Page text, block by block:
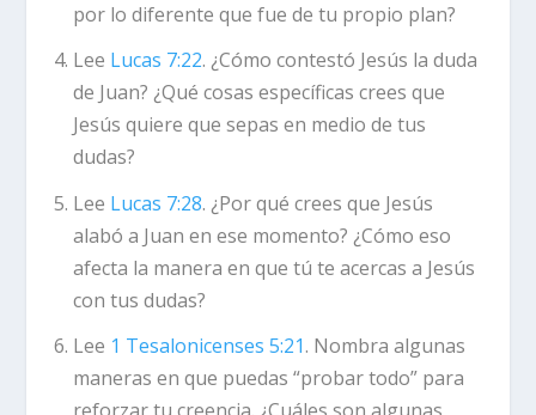
por lo diferente que fue de tu propio plan?
Lee Lucas 7:22. ¿Cómo contestó Jesús la duda
de Juan? ¿Qué cosas específicas crees que
Jesús quiere que sepas en medio de tus
dudas?
Lee Lucas 7:28. ¿Por qué crees que Jesús
alabó a Juan en ese momento? ¿Cómo eso
afecta la manera en que tú te acercas a Jesús
con tus dudas?
Lee 1 Tesalonicenses 5:21. Nombra algunas
maneras en que puedas “probar todo” para